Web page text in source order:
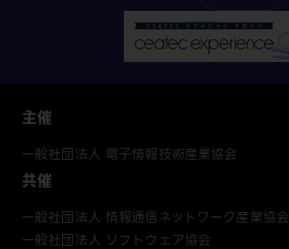
主催
一般社団法人 電子情報技術産業協会
共催
一般社団法人 情報通信ネットワーク産業協会
一般社団法人 ソフトウェア協会